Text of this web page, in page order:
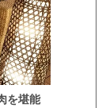
を堪能